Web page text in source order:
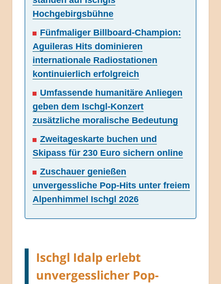
Hochgebirgsbühne
Fünfmaliger Billboard-Champion:
Aguileras Hits dominieren
internationale Radiostationen
kontinuierlich erfolgreich
Umfassende humanitäre Anliegen
geben dem Ischgl-Konzert
zusätzliche moralische Bedeutung
Zweitageskarte buchen und
Skipass für 230 Euro sichern online
Zuschauer genießen
unvergessliche Pop-Hits unter freiem
Alpenhimmel Ischgl 2026
Ischgl Idalp erlebt
unvergesslicher Pop-